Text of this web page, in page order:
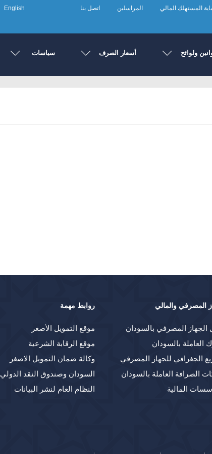
المستهلك المالي المراسلين اتصل بنا English
ولوائح أسعار الصرف سياسات
المصرفي والمالي
الجهاز المصرفي بالسودان
العاملة بالسودان
الجغرافي للجهاز المصرفي
الصرافة العاملة بالسودان
المالية
روابط مهمة
موقع التمويل الأصغر
موقع الرقابة الشرعية
وكالة ضمان التمويل الاصغر
السودان وصندوق النقد الدولي
النظام العام لنشر البيانات